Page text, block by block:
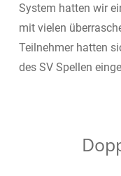
System hatten wir
mit vielen
Teilnehmer hatten
des SV Spellen